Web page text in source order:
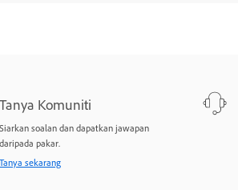
Komuniti
soalan dan dapatkan jawapan
pakar.
sekarang